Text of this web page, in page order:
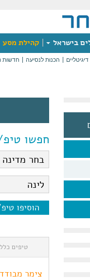
בישראל קהילת מסע
הכנות לנסיעה חדשות
חפשו
הוסיפו
טיפים
צימר